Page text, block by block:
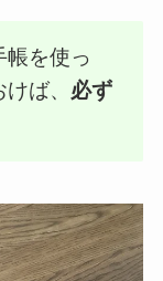
帳を使っ
ば、 必ず